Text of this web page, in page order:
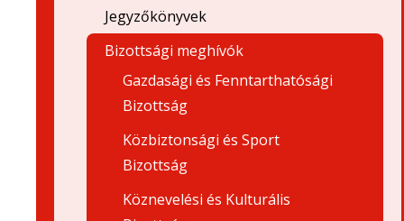
Jegyzőkönyvek
Bizottsági meghívók
Gazdasági és Fenntarthatósági
Bizottság
Közbiztonsági és Sport
Bizottság
Köznevelési és Kulturális